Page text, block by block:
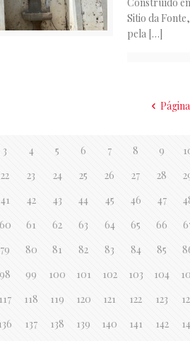
Construído
Sitio da
pela […]
3 4 5 6 7 8 9
22 23 24 25 26 27 28
41 42 43 44 45 46 47
60 61 62 63 64 65 66
79 80 81 82 83 84 85
98 99 100 101 102 103 104
117 118 119 120 121 122 123
137 138 139 140 141 142